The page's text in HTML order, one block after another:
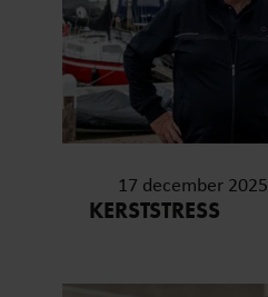
17 december 2025
KERSTSTRESS